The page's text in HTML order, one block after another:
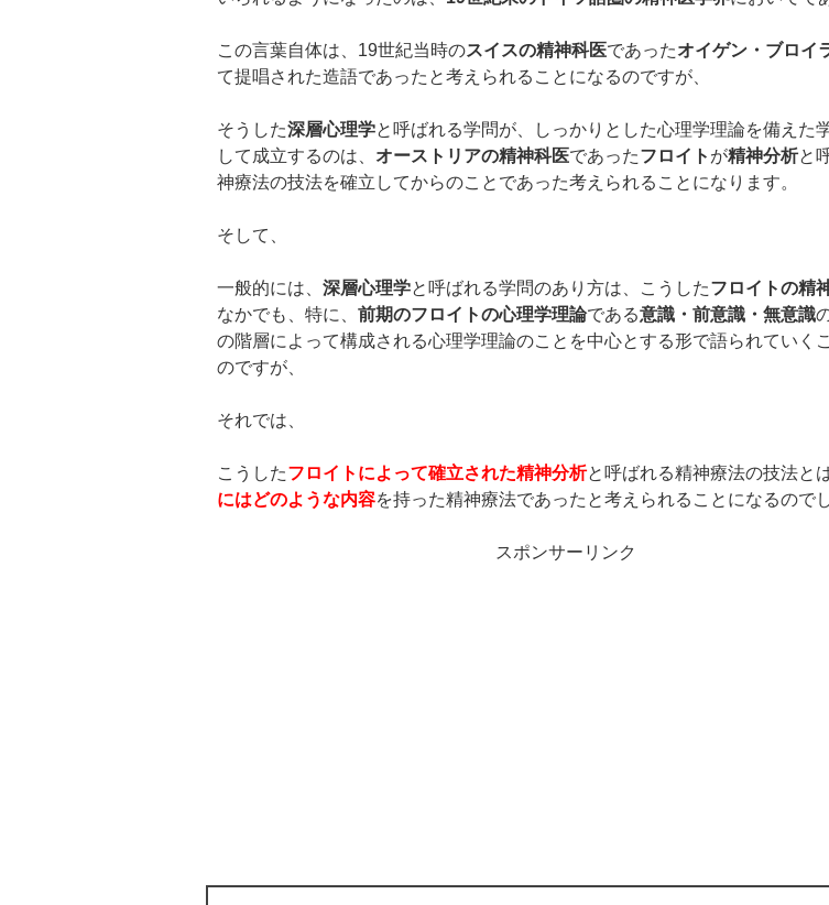
この言葉自体は、19世紀当時のスイスの精神科医であったオイゲン・ブロイ
て提唱された造語であったと考えられることになるのですが、
そうした深層心理学と呼ばれる学問が、しっかりとした心理学理論を備えた
して成立するのは、 オーストリアの精神科医であったフロイト が精神分析と
神療法の技法を確立してからのことであった考えられることになります。
そして、
一般的には、 深層心理学と呼ばれる学問のあり方は、こうしたフロイトの精
なかでも、特に、 前期のフロイトの心理学理論である意識・前意識・無意識
の階層によって構成される心理学理論のことを中心とする形で語られていく
のですが、
それでは、
こうしたフロイトによって確立された精神分析と呼ばれる精神療法の技法とは
にはどのような内容を持った精神療法であったと考えられることになるので
スポンサーリンク